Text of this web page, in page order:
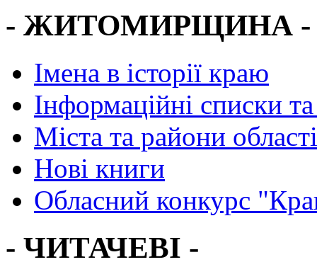
- ЖИТОМИРЩИНА -
Імена в історії краю
Інформаційні списки
Міста та райони області
Нові книги
Обласний конкурс
- ЧИТАЧЕВІ -